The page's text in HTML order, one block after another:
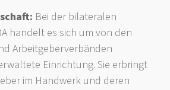
Bei der bilateralen
handelt es sich um von den
Arbeitgeberverbänden
Einrichtung. Sie erbringt
im Handwerk und deren